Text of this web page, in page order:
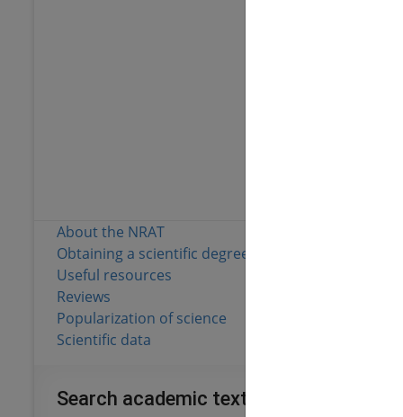
About the NRAT
Obtaining a scientific degree
Useful resources
Reviews
Popularization of science
Scientific data
Search academic texts